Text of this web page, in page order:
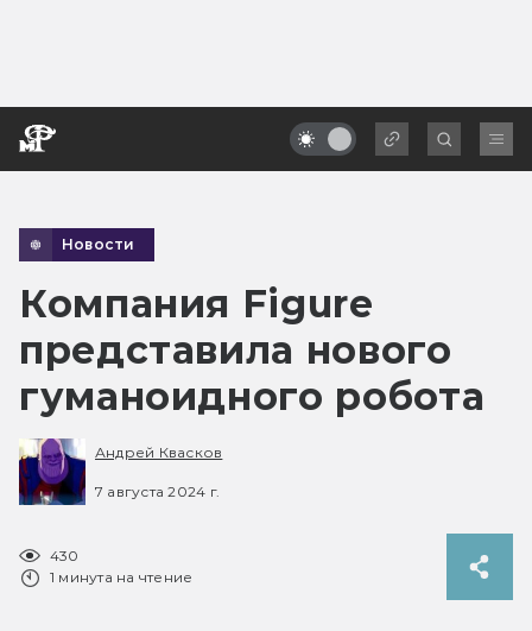
Новости
Компания Figure
представила нового
гуманоидного робота
Андрей Квасков
7 августа 2024 г.
430
1 минута на чтение